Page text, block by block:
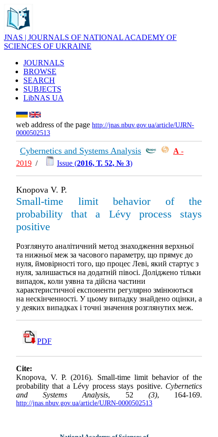
JNAS | JOURNALS OF NATIONAL ACADEMY OF
SCIENCES OF UKRAINE
JOURNALS
BROWSE
SEARCH
SUBJECTS
LibNAS UA
web address of the page http://jnas.nbuv.gov.ua/article/UJRN-
0000502513
Cybernetics and Systems Analysis А -
2019 / Issue (2016, Т. 52, № 3)
Knopova V. P.
Small-time limit behavior of the
probability that a Lévy process stays
positive
Розглянуто аналітичний метод знаходження верхньої
та нижньої меж за часового параметру, що прямує до
нуля, ймовірності того, що процес Леві, який стартує з
нуля, залишається на додатній півосі. Доліджено тільки
випадок, коли уявна та дійсна частини
характеристичної експоненти регулярно змінюються
на нескінченності. У цьому випадку знайдено оцінки, а
у деяких випадках і точні значення розглянутих меж.
PDF
Cite:
Knopova, V. P. (2016). Small-time limit behavior of the
probability that a Lévy process stays positive. Cybernetics
and Systems Analysis, 52 (3), 164-169.
http://jnas.nbuv.gov.ua/article/UJRN-0000502513